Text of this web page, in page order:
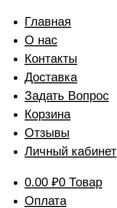
Главная
О нас
Контакты
Доставка
Задать Вопрос
Корзина
Отзывы
Личный кабинет
0.00 ₽0 Товар
Оплата